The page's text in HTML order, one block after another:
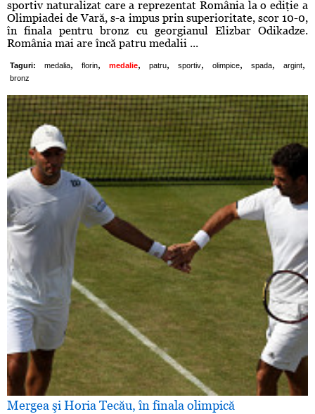
sportiv naturalizat care a reprezentat România la o ediţie a
Olimpiadei de Vară, s-a impus prin superioritate, scor 10-0,
în finala pentru bronz cu georgianul Elizbar Odikadze.
România mai are încă patru medalii ...
Taguri: medalia, florin, medalie, patru, sportiv, olimpice, spada, argint,
bronz
Mergea şi Horia Tecău, în finala olimpică